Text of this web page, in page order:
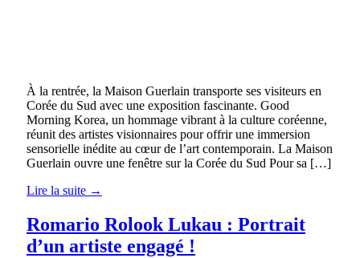
À la rentrée, la Maison Guerlain transporte ses visiteurs en
Corée du Sud avec une exposition fascinante. Good
Morning Korea, un hommage vibrant à la culture coréenne,
réunit des artistes visionnaires pour offrir une immersion
sensorielle inédite au cœur de l’art contemporain. La Maison
Guerlain ouvre une fenêtre sur la Corée du Sud Pour sa […]
Lire la suite →
Romario Rolook Lukau : Portrait
d’un artiste engagé !